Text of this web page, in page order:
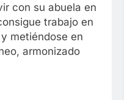
con su abuela en
trabajo en
metiéndose en
armonizado